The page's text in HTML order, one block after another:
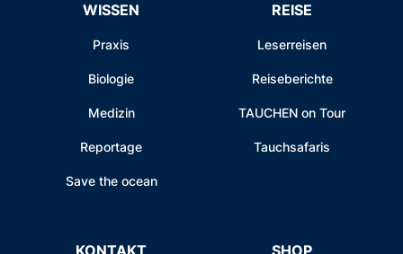
WISSEN
Praxis
Biologie
Medizin
Reportage
Save the ocean
REISE
Leserreisen
Reiseberichte
TAUCHEN on Tour
Tauchsafaris
KONTAKT SHOP